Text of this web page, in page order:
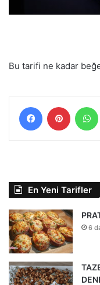
Bu tarifi ne kadar
FacebookPinterest
En Yeni Tarifler
6